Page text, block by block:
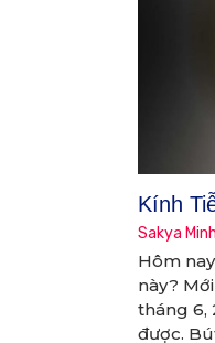
Kính
Sakya
Hôm
này?
tháng 6,
được.